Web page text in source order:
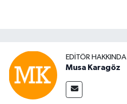
EDITÖR HAKKINDA
Musa Karagöz